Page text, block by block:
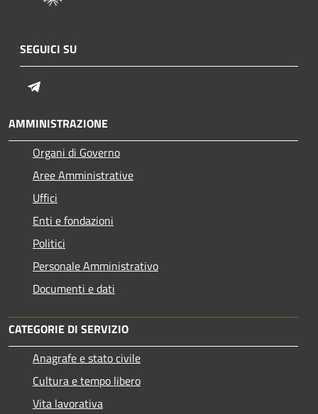
SEGUICI SU
AMMINISTRAZIONE
Organi di Governo
Aree Amministrative
Uffici
Enti e fondazioni
Politici
Personale Amministrativo
Documenti e dati
CATEGORIE DI SERVIZIO
Anagrafe e stato civile
Cultura e tempo libero
Vita lavorativa